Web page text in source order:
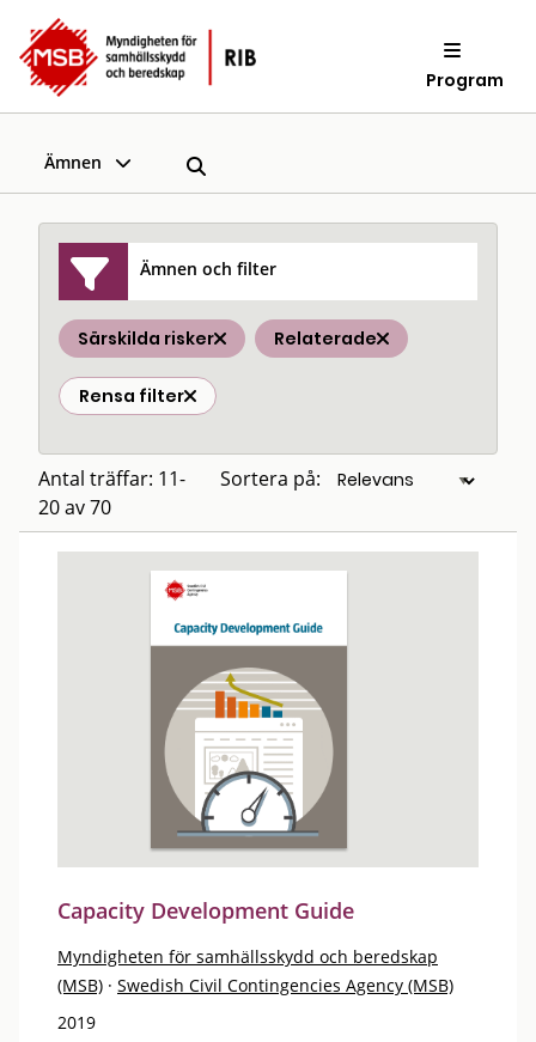
Program
Ämnen
Ämnen och filter
Särskilda risker Relaterade
Rensa filter
Antal träffar: 11-
20 av 70
Sortera på:
Capacity Development Guide
Myndigheten för samhällsskydd och beredskap
(MSB) · Swedish Civil Contingencies Agency (MSB)
2019